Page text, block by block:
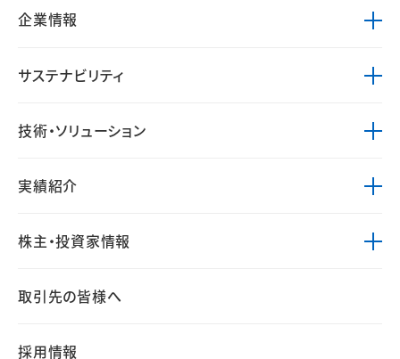
企業情報
サステナビリティ
技術・ソリューション
実績紹介
株主・投資家情報
取引先の皆様へ
採用情報